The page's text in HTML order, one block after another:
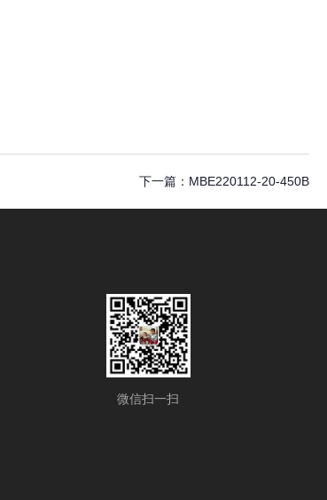
下一篇： MBE220112-20-450B
微信扫一扫